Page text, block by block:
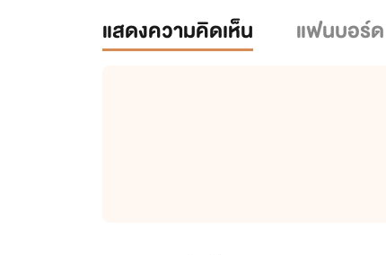
แสดงความคิดเห็น แฟนบอร์ด